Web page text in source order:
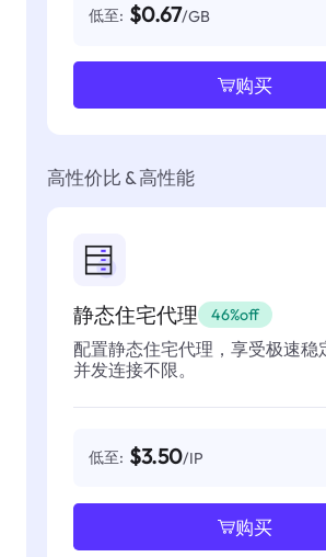
低至: $0.67/GB
购买
高性价比 & 高性能
静态住宅代理 46%off
配置静态住宅代理，享受极速稳
并发连接不限。
低至: $3.50/IP
购买